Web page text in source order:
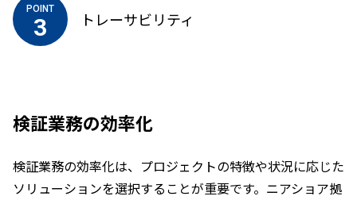
POINT
3 トレーサビリティ
検証業務の効率化
検証業務の効率化は、プロジェクトの特徴や状況に応じた
ソリューションを選択することが重要です。ニアショア拠